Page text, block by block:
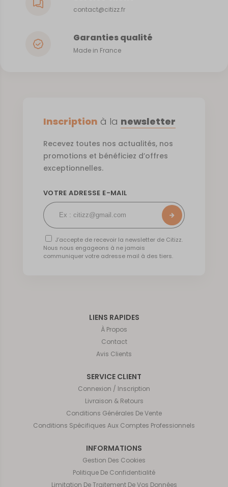
contact@citizz.fr
Garanties qualité
Made in France
LIENS RAPIDES
À Propos
Contact
Avis Clients
SERVICE CLIENT
Connexion / Inscription
Livraison & Retours
Conditions Générales De Vente
Conditions Spécifiques Aux Comptes Professionnels
INFORMATIONS
Gestion Des Cookies
Politique De Confidentialité
Limitation De Traitement De Vos Données
Inscription à la newsletter
Recevez toutes nos actualités, nos
promotions et bénéficiez d’offres
exceptionnelles.
VOTRE ADRESSE E-MAIL
J’accepte de recevoir la newsletter de Citizz.
Nous nous engageons à ne jamais
communiquer votre adresse mail à des tiers.